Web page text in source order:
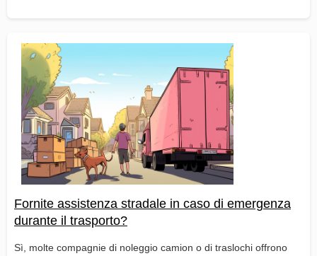
Fornite assistenza stradale in caso di emergenza
durante il trasporto?
Sì, molte compagnie di noleggio camion o di traslochi offrono